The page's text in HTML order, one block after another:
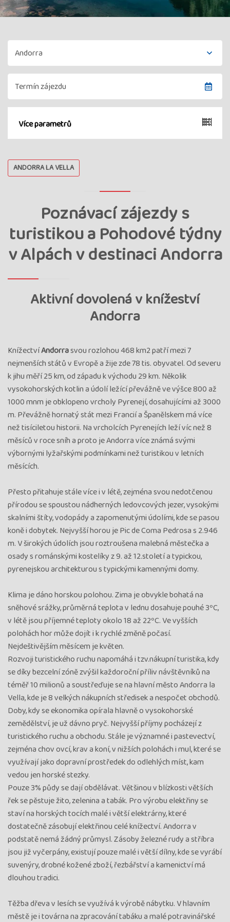
Více parametrů
ANDORRA LA VELLA
Poznávací zájezdy s
turistikou a Pohodové týdny
v Alpách v destinaci Andorra
Aktivní dovolená v knížeství
Andorra
KnížectvíAndorrasvou rozlohou 468 km2 patří mezi 7
nejmenších států v Evropě a žije zde 78 tis. obyvatel. Od severu
k jihu měří 25 km, od západu k východu 29 km. Několik
vysokohorských kotlin a údolí ležící převážně ve výšce 800 až
1000 mnm je obklopeno vrcholy Pyrenejí, dosahujícími až 3000
m. Převážně hornatý stát mezi Francií a Španělskem má více
než tisíciletou historii. Na vrcholcích Pyrenejích leží víc než 8
měsíců v roce sníh a proto je Andorra více známá svými
výbornými lyžařskými podmínkami než turistikou v letních
měsících.
Přesto přitahuje stále více i v létě, zejména svou nedotčenou
přírodou se spoustou nádherných ledovcových jezer, vysokými
skalními štíty, vodopády a zapomenutými údolími, kde se pasou
koně i dobytek. Nejvyšší horou je Pic de Coma Pedrosa s 2.946
m. V širokých údolích jsou roztroušena malebná městečka a
osady s románskými kostelíky z 9. až 12.století a typickou,
pyrenejskou architekturou s typickými kamennými domy.
Klima je dáno horskou polohou. Zima je obvykle bohatá na
sněhové srážky, průměrná teplota v lednu dosahuje pouhé 3ºC,
v létě jsou příjemné teploty okolo 18 až 22ºC. Ve vyšších
polohách hor může dojít i k rychlé změně počasí.
Nejdeštivějším měsícem je květen.
Rozvoji turistického ruchu napomáhá i tzv.nákupní turistika, kdy
se díky bezcelní zóně zvýšil každoroční příliv návštěvníků na
téměř 10 milionů a soustřeďuje se na hlavní město Andorra la
Vella, kde je 8 velkých nákupních středisek a nespočet obchodů.
Doby, kdy se ekonomika opírala hlavně o vysokohorské
zemědělství, je už dávno pryč. Nejvyšší příjmy pocházejí z
turistického ruchu a obchodu. Stále je významné i pastevectví,
zejména chov ovcí, krav a koní, v nižších polohách i mul, které se
využívají jako dopravní prostředek do odlehlých míst, kam
vedou jen horské stezky.
Pouze 3% půdy se dají obdělávat. Většinou v blízkosti větších
řek se pěstuje žito, zelenina a tabák. Pro výrobu elektřiny se
staví na horských tocích malé i větší elektrárny, které
dostatečně zásobují elektřinou celé knížectví. Andorra v
podstatě nemá žádný průmysl. Zásoby železné rudy a stříbra
jsou již vyčerpány, existují pouze malé i větší dílny, kde se vyrábí
suvenýry, drobné kožené zboží, řezbářství a kamenictví má
dlouhou tradici.
Těžba dřeva v lesích se využívá k výrobě nábytku. V hlavním
městě je i továrna na zpracování tabáku a malé potravinářské